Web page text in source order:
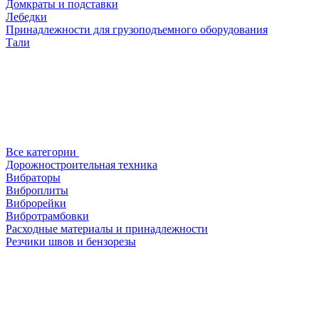
Домкраты и подставки
Лебедки
Принадлежности для грузоподъемного оборудования
Тали
Все категории
Дорожностроительная техника
Вибраторы
Виброплиты
Виброрейки
Вибротрамбовки
Расходные материалы и принадлежности
Резчики швов и бензорезы